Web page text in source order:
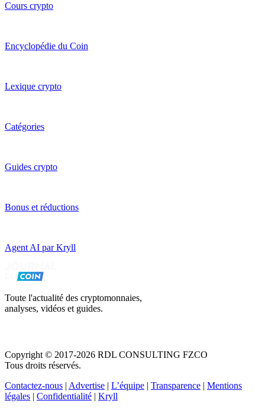
Cours crypto
Encyclopédie du Coin
Lexique crypto
Catégories
Guides crypto
Bonus et réductions
Agent AI par Kryll
Toute l'actualité des cryptomonnaies,
analyses, vidéos et guides.
Copyright © 2017-2026 RDL CONSULTING FZCO
Tous droits réservés.
Contactez-nous | Advertise | L’équipe | Transparence | Mentions
légales | Confidentialité | Kryll